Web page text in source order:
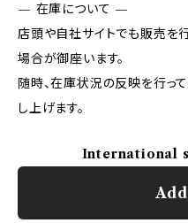
— 在庫について —
店頭や自社サイトでも販売を
場合が御座います。
随時、在庫状況の反映を行っ
し上げます。
International